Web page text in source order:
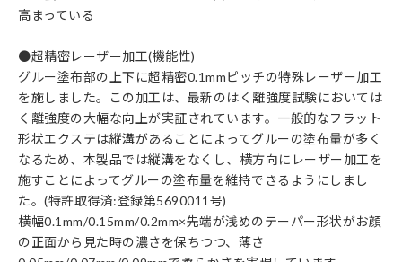
高まっている
●超精密レーザー加工(機能性)
グルー塗布部の上下に超精密0.1mmピッチの特殊レーザー加工
を施しました。この加工は、最新のはく離強度試験においては
く離強度の大幅な向上が実証されています。一般的なフラット
形状エクステは縦溝があることによってグルーの塗布量が多く
なるため、本製品では縦溝をなくし、横方向にレーザー加工を
施すことによってグルーの塗布量を維持できるようにしまし
た。(特許取得済:登録第5690011号)
横幅0.1mm/0.15mm/0.2mm×先端が浅めのテーパー形状がお顔
の正面から見た時の濃さを保ちつつ、薄さ